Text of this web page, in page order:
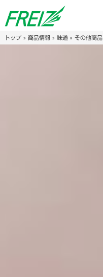
トップ» 商品情報» 味道» その他商品